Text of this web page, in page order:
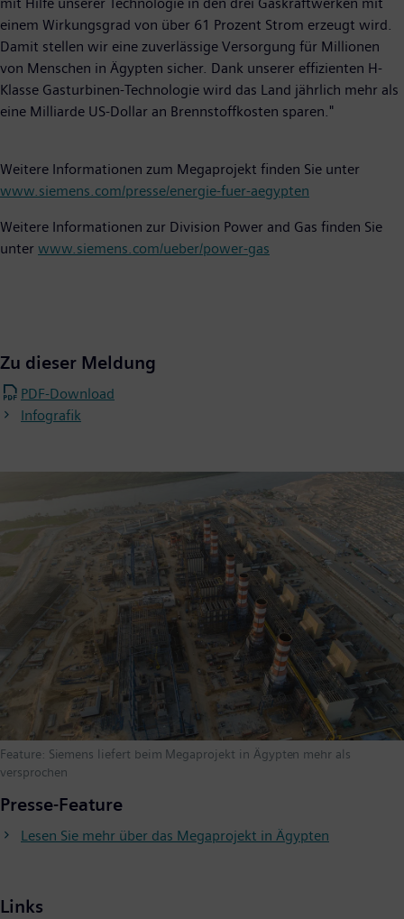
einem Wirkungsgrad von über 61 Prozent Strom erzeugt wird.
Damit stellen wir eine zuverlässige Versorgung für Millionen
von Menschen in Ägypten sicher. Dank unserer effizienten H-
Klasse Gasturbinen-Technologie wird das Land jährlich mehr als
eine Milliarde US-Dollar an Brennstoffkosten sparen."
Weitere Informationen zum Megaprojekt finden Sie unter
www.siemens.com/presse/energie-fuer-aegypten
Weitere Informationen zur Division Power and Gas finden Sie
unter www.siemens.com/ueber/power-gas
Zu dieser Meldung
PDF-Download
Infografik
Feature: Siemens liefert beim Megaprojekt in Ägypten mehr als
versprochen
Presse-Feature
Lesen Sie mehr über das Megaprojekt in Ägypten
Links